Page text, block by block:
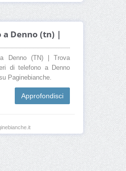
Denno (tn) |
Denno (TN) | Trova
di telefono a Denno
Paginebianche.
Approfondisci